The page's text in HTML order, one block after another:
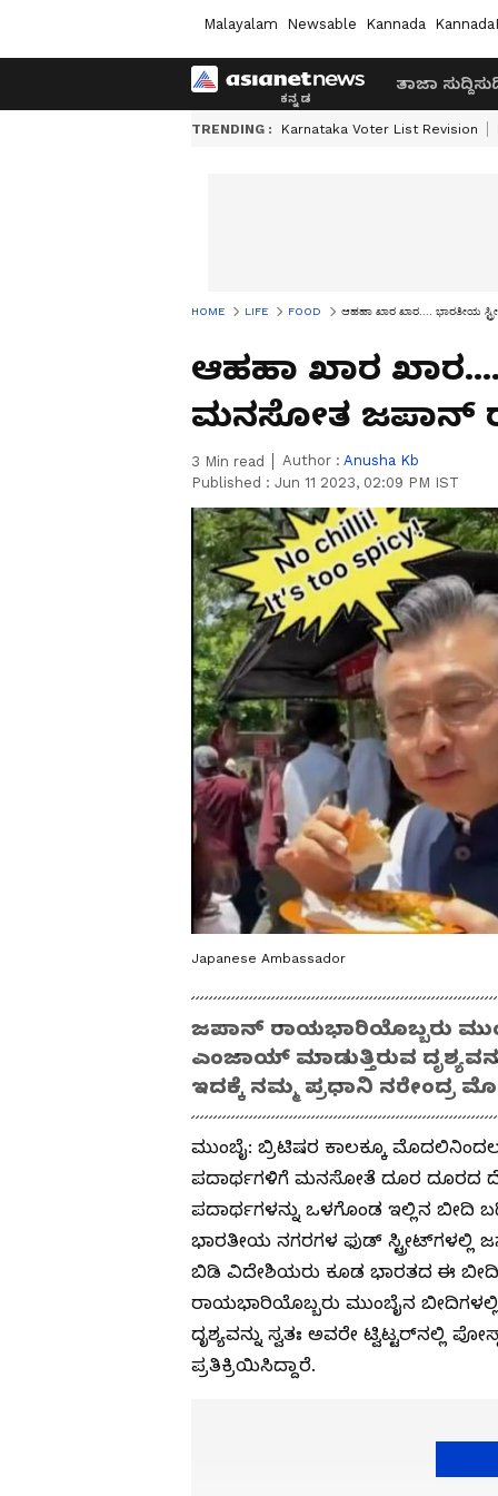
Malayalam Newsable Kannada
ತಾಜಾ ಸುದ್ದಿ
TRENDING : Karnataka Voter List Revision
HOME LIFE FOOD ಆಹಹಾ ಖಾರ ಖಾರ.... ಭಾರತೀಯ
ಆಹಹಾ ಖಾರ
ಮನಸೋತ ಜಪಾನ್
3 Min read Author : Anusha Kb
Published : Jun 11 2023, 02:09 PM IST
Japanese Ambassador
ಜಪಾನ್‌ ರಾಯಭಾರಿಯೊಬ್ಬರು
ಎಂಜಾಯ್ ಮಾಡುತ್ತಿರುವ
ಇದಕ್ಕೆ ನಮ್ಮ ಪ್ರಧಾನಿ ನರೇಂದ್ರ
ಮುಂಬೈ: ಬ್ರಿಟಿಷರ ಕಾಲಕ್ಕೂ
ಪದಾರ್ಥಗಳಿಗೆ ಮನಸೋತೆ ದೂರ ದೂರದ
ಪದಾರ್ಥಗಳನ್ನು ಒಳಗೊಂಡ ಇಲ್ಲಿನ ಬೀದಿ
ಭಾರತೀಯ ನಗರಗಳ ಫುಡ್‌ ಸ್ಟ್ರೀಟ್‌ಗಳಲ್ಲಿ
ಬಿಡಿ ವಿದೇಶಿಯರು ಕೂಡ ಭಾರತದ ಈ
ರಾಯಭಾರಿಯೊಬ್ಬರು ಮುಂಬೈನ
ದೃಶ್ಯವನ್ನು ಸ್ವತಃ ಅವರೇ ಟ್ವಿಟ್ಟರ್‌ನಲ್ಲಿ
ಪ್ರತಿಕ್ರಿಯಿಸಿದ್ದಾರೆ.